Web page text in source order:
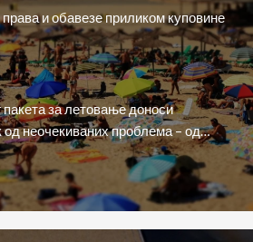
и обавезе приликом куповине
пакета за летовање доноси
од неочекиваних проблема – од…